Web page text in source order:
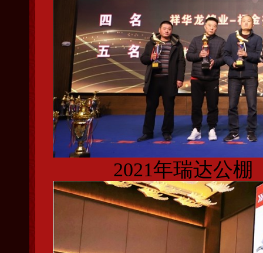
2021年瑞达公